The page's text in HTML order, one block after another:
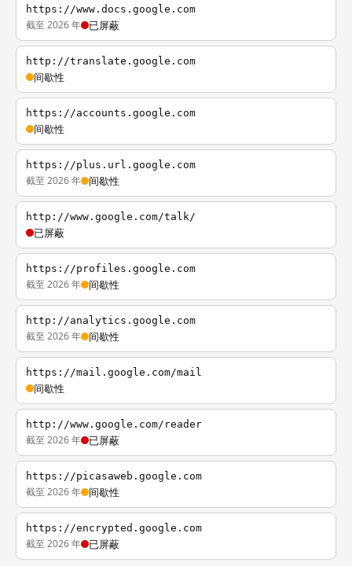
https://www.docs.google.com
截至 2026 年 已屏蔽
http://translate.google.com
间歇性
https://accounts.google.com
间歇性
https://plus.url.google.com
截至 2026 年 间歇性
http://www.google.com/talk/
已屏蔽
https://profiles.google.com
截至 2026 年 间歇性
http://analytics.google.com
截至 2026 年 间歇性
https://mail.google.com/mail
间歇性
http://www.google.com/reader
截至 2026 年 已屏蔽
https://picasaweb.google.com
截至 2026 年 间歇性
https://encrypted.google.com
截至 2026 年 已屏蔽